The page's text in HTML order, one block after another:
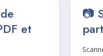
et
📷